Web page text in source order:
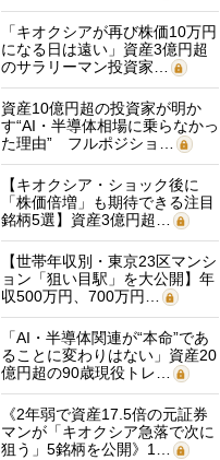
「キオクシアが再び株価10万円
になる日は遠い」資産3億円超
のサラリーマン投資家…
資産10億円超の投資家が明か
す“AI・半導体相場に乗らなかっ
た理由” フルポジショ…
【キオクシア・ショック後に
「株価倍増」も期待できる注目
銘柄5選】資産3億円超…
【世帯年収別・東京23区マンシ
ョン「狙い目駅」を大公開】年
収500万円、700万円…
「AI・半導体関連が“本命”であ
ることに変わりはない」資産20
億円超の90歳現役トレ…
《2年弱で資産17.5倍の元証券
マンが「キオクシア急落で次に
狙う」5銘柄を公開》1…